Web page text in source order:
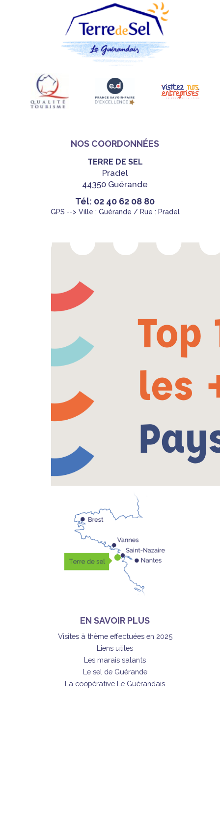
NOS COORDONNÉES
TERRE DE SEL
Pradel
44350 Guérande
Tél: 02 40 62 08 80
GPS --> Ville : Guérande / Rue : Pradel
EN SAVOIR PLUS
Visites à thème effectuées en 2025
Liens utiles
Les marais salants
Le sel de Guérande
La coopérative Le Guérandais